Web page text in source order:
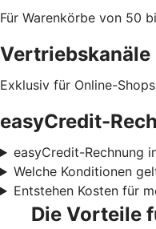
Für Warenkörbe von 50
Vertriebskanäle
Exklusiv für Online-Shops
easyCredit-
easyCredit-Rechnung
Welche Konditionen
Entstehen Kosten für
Die Vorteile